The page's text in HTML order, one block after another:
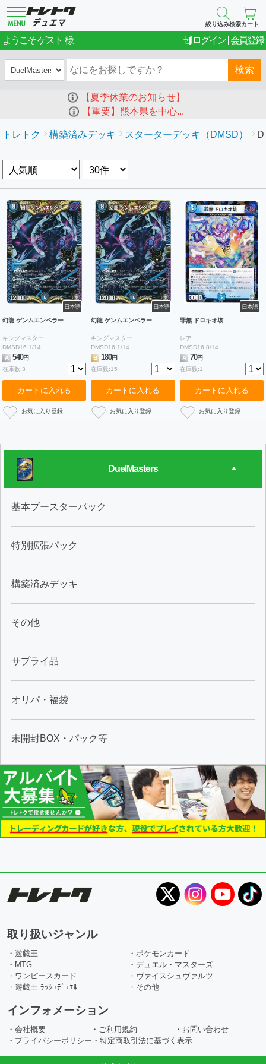
絞り込み検索カート
ようこそゲスト ログイン 会員登録
検索
【夏季休業のお知らせ】
【重要】熊本県を中心...
トレトク 構築済みデッキ スターターデッキ（DMSD）
日本語
幻龍 ゲンムエンペラー
キングマスター
DMSD16 1/14
A
540円
在庫数:3
カートに入れる
日本語
幻龍 ゲンムエンペラー
キングマスター
DMSD16 1/14
B
180円
在庫数:15
カートに入れる
日本語
罪無 ドロキオ垓
レア
DMSD16 8/14
A 70円
在庫数:1
カートに入れる
DuelMasters
基本ブースターパック
特別拡張パック
構築済みデッキ
その他
サプライ品
オリパ・福袋
未開封BOX・パック等
取り扱いジャンル
・遊戯王
・ポケモンカード
・MTG
・デュエル・マスターズ
・ワンピースカード
・ヴァイスシュヴァルツ
・遊戯王 ﾗｯｼｭﾃﾞｭｴﾙ
・その他
インフォメーション
・会社概要 ・ご利用規約
・お問い合わせ
・プライバシーポリシー ・特定商取引法に基づく表示